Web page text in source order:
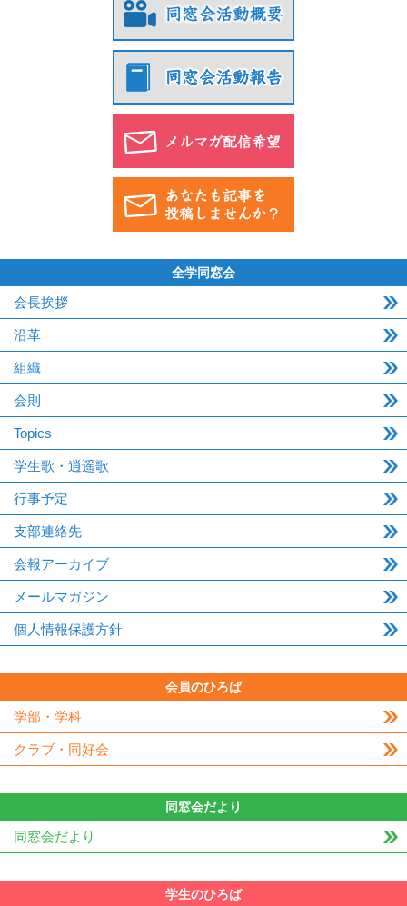
全学同窓会
会長挨拶
沿革
組織
会則
Topics
学生歌・逍遥歌
行事予定
支部連絡先
会報アーカイブ
メールマガジン
個人情報保護方針
会員のひろば
学部・学科
クラブ・同好会
同窓会だより
同窓会だより
学生のひろば